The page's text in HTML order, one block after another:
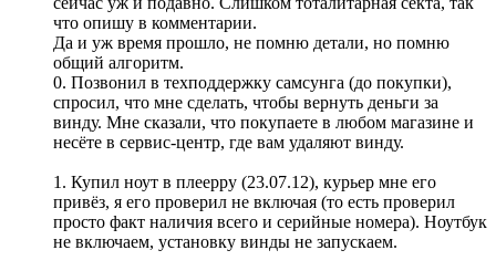
что опишу в комментарии.
Да и уж время прошло, не помню детали, но помню
общий алгоритм.
0. Позвонил в техподдержку самсунга (до покупки),
спросил, что мне сделать, чтобы вернуть деньги за
винду. Мне сказали, что покупаете в любом магазине и
несёте в сервис-центр, где вам удаляют винду.
1. Купил ноут в плеерру (23.07.12), курьер мне его
привёз, я его проверил не включая (то есть проверил
просто факт наличия всего и серийные номера). Ноутбук
не включаем, установку винды не запускаем.